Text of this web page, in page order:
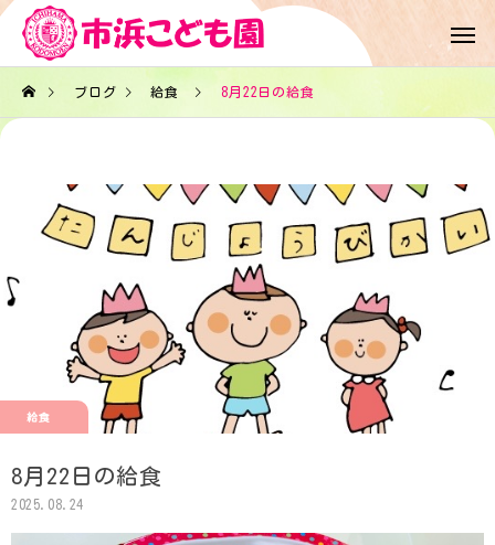
ブログ 給食 8月22日の給食
給食
8月22日の給食
2025.08.24